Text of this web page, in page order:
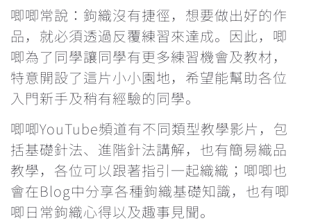
每次繞線過圈時都卡關，怎麼辦？
鉤織玩偶一定要學會隱形減針的做法
為甚麼鉤織會引致手痛？手痛該怎麼辦？
雙色鎖針的做法
唧唧常說：鉤織沒有捷徑，想要做出好的作
品，就必須透過反覆練習來達成。因此，唧
唧為了同學讓同學有更多練習機會及教材，
特意開設了這片小小園地，希望能幫助各位
入門新手及稍有經驗的同學。
唧唧YouTube頻道有不同類型教學影片，包
括基礎針法、進階針法講解，也有簡易織品
教學，各位可以跟著指引一起織織；唧唧也
會在Blog中分享各種鉤織基礎知識，也有唧
唧日常鉤織心得以及趣事見聞。